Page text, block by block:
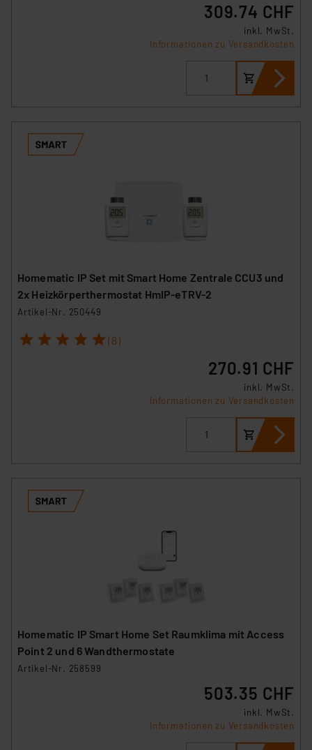
309.74 CHF
inkl. MwSt.
Informationen zu Versandkosten
Homematic IP Set mit Smart Home Zentrale CCU3 und
2x Heizkörperthermostat HmIP-eTRV-2
Artikel-Nr. 250449
1 2 3 4 5 (8)
270.91 CHF
inkl. MwSt.
Informationen zu Versandkosten
Homematic IP Smart Home Set Raumklima mit Access
Point 2 und 6 Wandthermostate
Artikel-Nr. 258599
503.35 CHF
inkl. MwSt.
Informationen zu Versandkosten